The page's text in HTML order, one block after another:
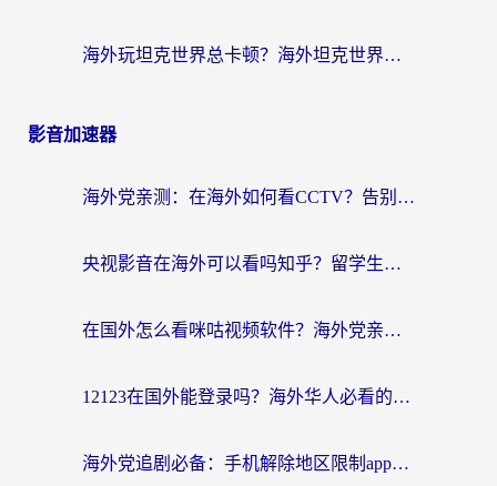
海外玩坦克世界总卡顿？海外坦克世界加速器有哪些？实测好用的选择在这里
影音加速器
海外党亲测：在海外如何看CCTV？告别“仅限大陆播放”的实用指南
央视影音在海外可以看吗知乎？留学生亲测：3步解决地域限制+追剧自由
在国外怎么看咪咕视频软件？海外党亲测有效的回国加速方案
12123在国外能登录吗？海外华人必看的回国加速实用指南
海外党追剧必备：手机解除地区限制app怎么选？解决央视视频&国内剧地区限制全指南